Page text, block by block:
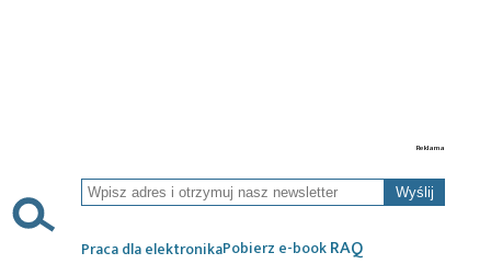
Wyślij
Praca dla elektronikaPobierz e-bookRAQ